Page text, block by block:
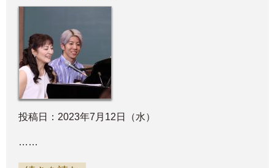
投稿日：2023年7月12日（水）
……